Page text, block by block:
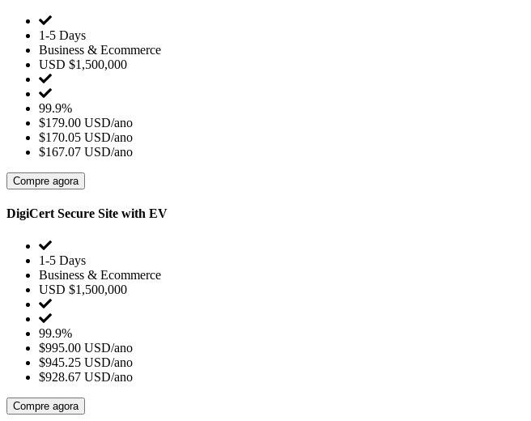
1-5 Days
Business & Ecommerce
USD $1,500,000
99.9%
$179.00 USD/ano
$170.05 USD/ano
$167.07 USD/ano
Compre agora
DigiCert Secure Site with EV
1-5 Days
Business & Ecommerce
USD $1,500,000
99.9%
$995.00 USD/ano
$945.25 USD/ano
$928.67 USD/ano
Compre agora